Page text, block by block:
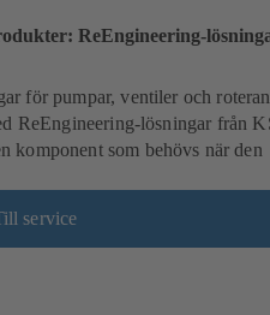
ReEngineering-
för pumpar, ventiler och
ReEngineering-lösningar från
komponent som behövs när den
service